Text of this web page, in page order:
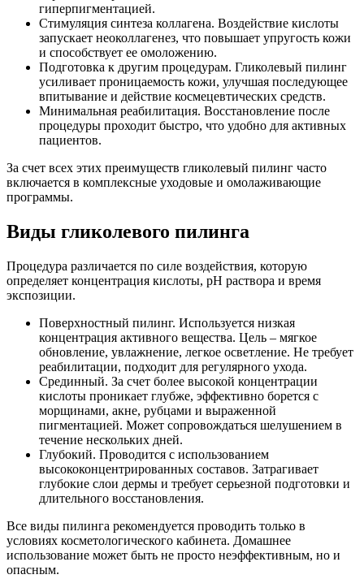
гиперпигментацией.
Стимуляция синтеза коллагена. Воздействие кислоты
запускает неоколлагенез, что повышает упругость кожи
и способствует ее омоложению.
Подготовка к другим процедурам. Гликолевый пилинг
усиливает проницаемость кожи, улучшая последующее
впитывание и действие космецевтических средств.
Минимальная реабилитация. Восстановление после
процедуры проходит быстро, что удобно для активных
пациентов.
За счет всех этих преимуществ гликолевый пилинг часто
включается в комплексные уходовые и омолаживающие
программы.
Виды гликолевого пилинга
Процедура различается по силе воздействия, которую
определяет концентрация кислоты, pH раствора и время
экспозиции.
Поверхностный пилинг. Используется низкая
концентрация активного вещества. Цель – мягкое
обновление, увлажнение, легкое осветление. Не требует
реабилитации, подходит для регулярного ухода.
Срединный. За счет более высокой концентрации
кислоты проникает глубже, эффективно борется с
морщинами, акне, рубцами и выраженной
пигментацией. Может сопровождаться шелушением в
течение нескольких дней.
Глубокий. Проводится с использованием
высококонцентрированных составов. Затрагивает
глубокие слои дермы и требует серьезной подготовки и
длительного восстановления.
Все виды пилинга рекомендуется проводить только в
условиях косметологического кабинета. Домашнее
использование может быть не просто неэффективным, но и
опасным.